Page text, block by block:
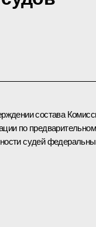
состава
по
судей